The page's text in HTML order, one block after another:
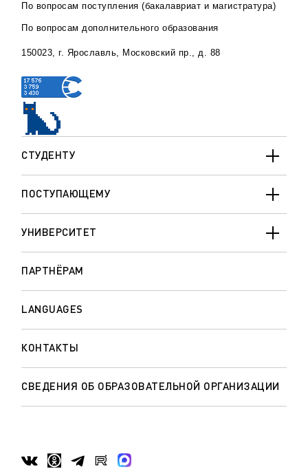
СТУДЕНТУ
ПОСТУПАЮЩЕМУ
УНИВЕРСИТЕТ
ПАРТНЁРАМ
LANGUAGES
КОНТАКТЫ
СВЕДЕНИЯ ОБ ОБРАЗОВАТЕЛЬНОЙ ОРГАНИЗАЦИИ
По вопросам поступления (бакалавриат и магистратура)
По вопросам дополнительного образования
150023, г. Ярославль, Московский пр., д. 88